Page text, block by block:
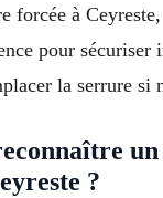
forcée à
pour sécuriser
la serrure si
?